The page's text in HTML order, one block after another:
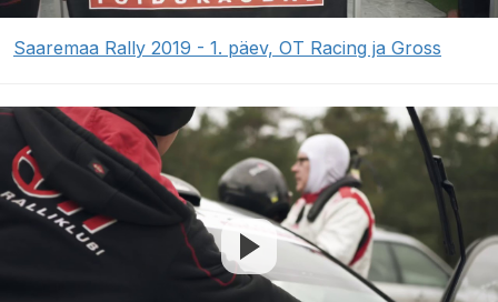
Saaremaa Rally 2019 - 1. päev, OT Racing ja Gross